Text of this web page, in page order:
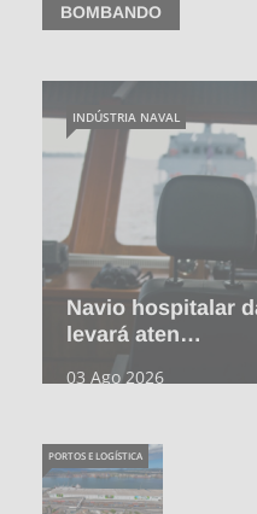
BOMBANDO
Navio hospitalar
levará aten…
03 Ago 2026
INDÚSTRIA NAVAL
PORTOS E LOGÍSTICA